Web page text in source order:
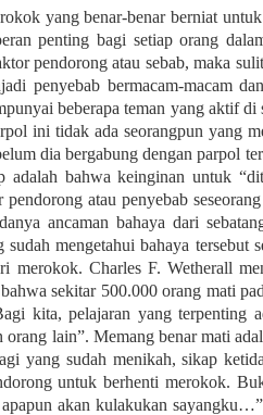
yang benar-benar berniat
penting bagi setiap orang
pendorong atau sebab, maka
penyebab bermacam-macam
beberapa teman yang aktif
ini tidak ada seorangpun yang
dia bergabung dengan parpol
adalah bahwa keinginan untuk
atau penyebab
ancaman bahaya dari
mengetahui bahaya tersebut
merokok. Charles F. Wetherall
bahwa sekitar 500.000 orang mati
kita, pelajaran yang terpenting
lain”. Memang benar mati
yang sudah menikah, sikap
untuk berhenti merokok.
akan kulakukan